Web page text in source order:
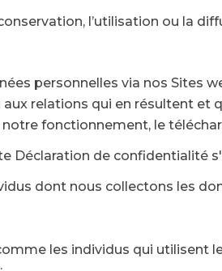
l’utilisation ou la
personnelles via nos Sites
relations qui en résultent et
fonctionnement, le
Déclaration de confidentialité
dont nous collectons les
les individus qui